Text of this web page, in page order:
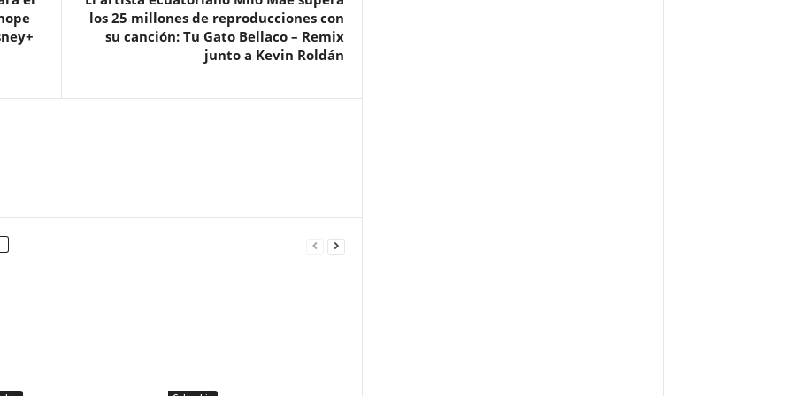
los 25 millones de reproducciones con
su canción: Tu Gato Bellaco – Remix
junto a Kevin Roldán